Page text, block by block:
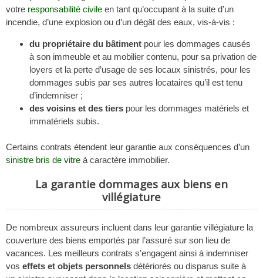
votre responsabilité civile en tant qu’occupant à la suite d’un
incendie, d’une explosion ou d’un dégât des eaux, vis-à-vis :
du propriétaire du bâtiment pour les dommages causés
à son immeuble et au mobilier contenu, pour sa privation de
loyers et la perte d’usage de ses locaux sinistrés, pour les
dommages subis par ses autres locataires qu’il est tenu
d’indemniser ;
des voisins et des tiers pour les dommages matériels et
immatériels subis.
Certains contrats étendent leur garantie aux conséquences d’un
sinistre bris de vitre à caractère immobilier.
La garantie dommages aux biens en
villégiature
De nombreux assureurs incluent dans leur garantie villégiature la
couverture des biens emportés par l’assuré sur son lieu de
vacances. Les meilleurs contrats s’engagent ainsi à indemniser
vos effets et objets personnels détériorés ou disparus suite à